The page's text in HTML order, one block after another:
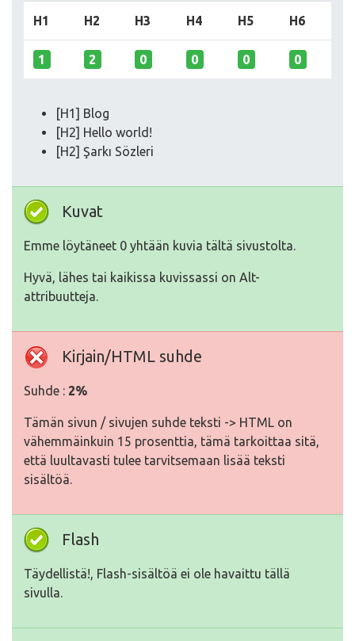
H1 H2 H3 H4 H5 H6
1 2 0 0 0 0
[H1] Blog
[H2] Hello world!
[H2] Şarkı Sözleri
Kuvat
Emme löytäneet 0 yhtään kuvia tältä sivustolta.
Hyvä, lähes tai kaikissa kuvissassi on Alt-
attribuutteja.
Kirjain/HTML suhde
Suhde : 2%
Tämän sivun / sivujen suhde teksti -> HTML on
vähemmäinkuin 15 prosenttia, tämä tarkoittaa sitä,
että luultavasti tulee tarvitsemaan lisää teksti
sisältöä.
Flash
Täydellistä!, Flash-sisältöä ei ole havaittu tällä
sivulla.